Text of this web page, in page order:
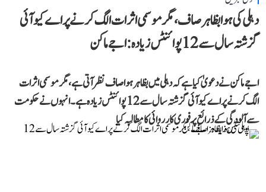
دہلی کی ہوا بظاہر صاف، مگر موسمی اثرات الگ کرنے پر اے کیو آئی
گزشتہ سال سے 12 پوائنٹس زیادہ: اجے ماکن
اجے ماکن نے دعویٰ کیا ہے کہ دہلی میں بظاہر ہوا صاف نظر آتی ہے، مگر موسمی اثرات
الگ کرنے پر اے کیو آئی گزشتہ سال سے 12 پوائنٹس زیادہ ہے۔ انہوں نے حکومت
سے آلودگی کے ذرائع پر فوری کارروائی کا مطالبہ کیا